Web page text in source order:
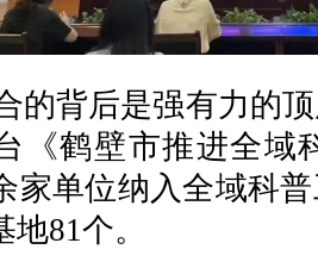
的背后是强有力的
《鹤壁市推进全域
家单位纳入全域科
81个。